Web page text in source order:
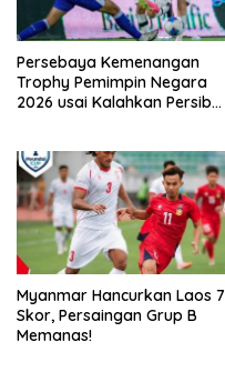
Persebaya Kemenangan
Trophy Pemimpin Negara
2026 usai Kalahkan Persib
Myanmar Hancurkan Laos 7
Skor, Persaingan Grup B
Memanas!